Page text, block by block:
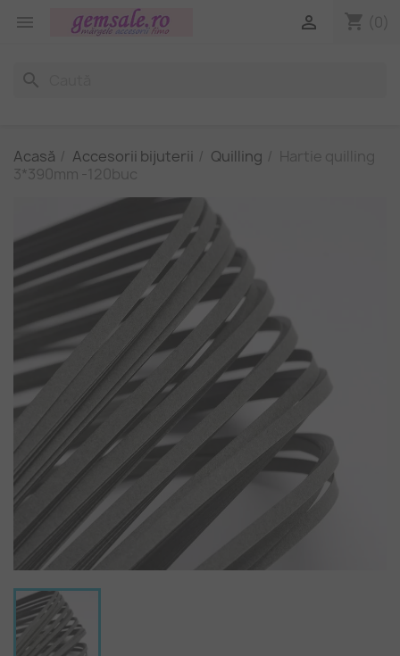
 shopping_cart (0)

search
Acasă Accesorii bijuterii Quilling
Hartie quilling
3*390mm -120buc